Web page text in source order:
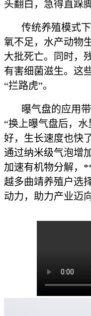
头翻白，急得直跺
传统养殖模式下
氧不足，水产动物
大批死亡。同时，
有害细菌滋生。这
“拦路虎”。
曝气盘的应用带
“换上曝气盘后，
好，生长速度也快
通过纳米级气泡增
加速有机物分解，
越多曲靖养殖户选
动力，助力产业迈